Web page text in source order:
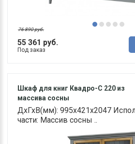
55 361 руб.
76 890 руб.
Под заказ
Шкаф для книг Квадро-С 220 из
массива сосны
ДхГхВ(мм): 995х421х2047
части: Массив сосны ..